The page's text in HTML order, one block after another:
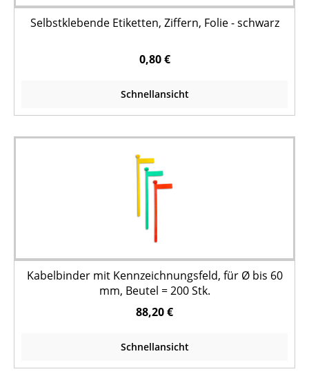
Selbstklebende Etiketten, Ziffern, Folie - schwarz
0,80 €
Schnellansicht
Kabelbinder mit Kennzeichnungsfeld, für Ø bis 60
mm, Beutel = 200 Stk.
88,20 €
Schnellansicht